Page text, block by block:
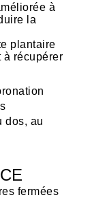
à
la
plantaire
à récupérer
dos, au
fermées